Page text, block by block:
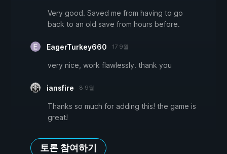
Very good. Saved me from having to go
back to an old save from hours before.
EagerTurkey660 17 9월
very nice, work flawlessly. thank you
iansfire 8 9월
Thanks so much for adding this! the game is
great!
토론 참여하기